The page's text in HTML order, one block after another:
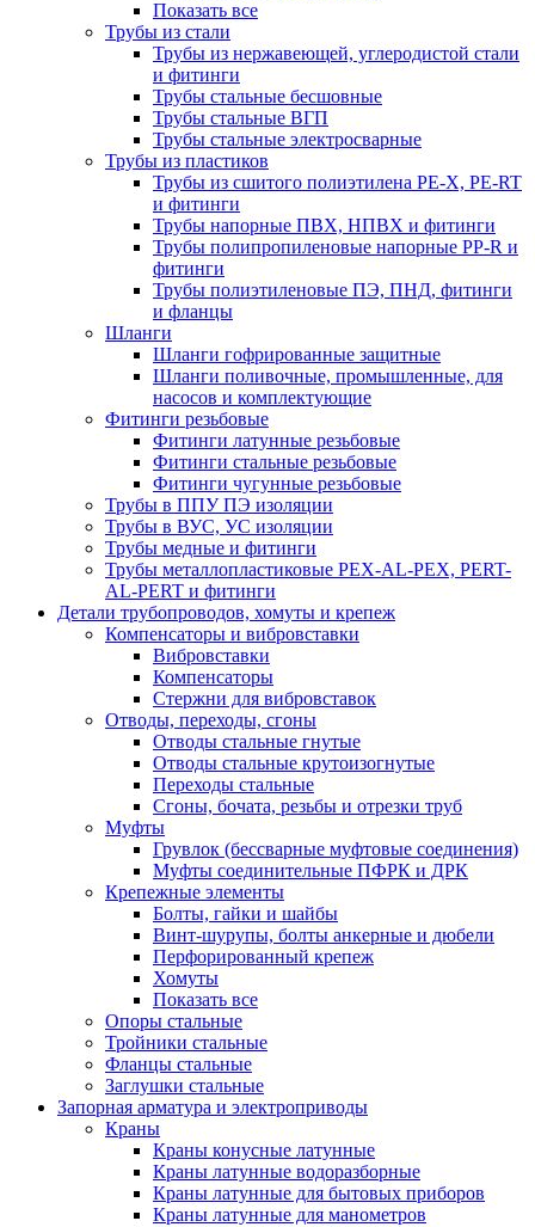
Показать все
Трубы из стали
Трубы из нержавеющей, углеродистой стали
и фитинги
Трубы стальные бесшовные
Трубы стальные ВГП
Трубы стальные электросварные
Трубы из пластиков
Трубы из сшитого полиэтилена PE-X, PE-RT
и фитинги
Трубы напорные ПВХ, НПВХ и фитинги
Трубы полипропиленовые напорные PP-R и
фитинги
Трубы полиэтиленовые ПЭ, ПНД, фитинги
и фланцы
Шланги
Шланги гофрированные защитные
Шланги поливочные, промышленные, для
насосов и комплектующие
Фитинги резьбовые
Фитинги латунные резьбовые
Фитинги стальные резьбовые
Фитинги чугунные резьбовые
Трубы в ППУ ПЭ изоляции
Трубы в ВУС, УС изоляции
Трубы медные и фитинги
Трубы металлопластиковые PEX-AL-PEX, PERT-
AL-PERT и фитинги
Детали трубопроводов, хомуты и крепеж
Компенсаторы и вибровставки
Вибровставки
Компенсаторы
Стержни для вибровставок
Отводы, переходы, сгоны
Отводы стальные гнутые
Отводы стальные крутоизогнутые
Переходы стальные
Сгоны, бочата, резьбы и отрезки труб
Муфты
Грувлок (бессварные муфтовые соединения)
Муфты соединительные ПФРК и ДРК
Крепежные элементы
Болты, гайки и шайбы
Винт-шурупы, болты анкерные и дюбели
Перфорированный крепеж
Хомуты
Показать все
Опоры стальные
Тройники стальные
Фланцы стальные
Заглушки стальные
Запорная арматура и электроприводы
Краны
Краны конусные латунные
Краны латунные водоразборные
Краны латунные для бытовых приборов
Краны латунные для манометров